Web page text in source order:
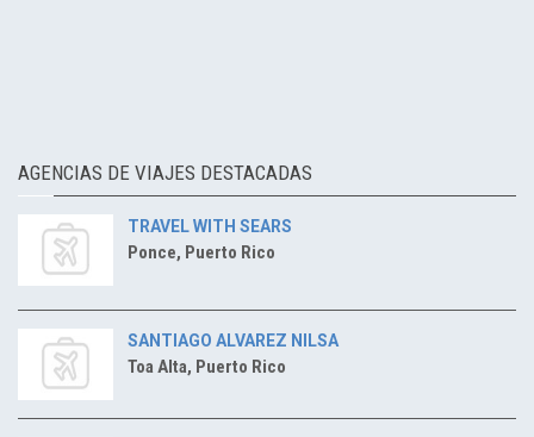
AGENCIAS DE VIAJES DESTACADAS
TRAVEL WITH SEARS
Ponce, Puerto Rico
SANTIAGO ALVAREZ NILSA
Toa Alta, Puerto Rico